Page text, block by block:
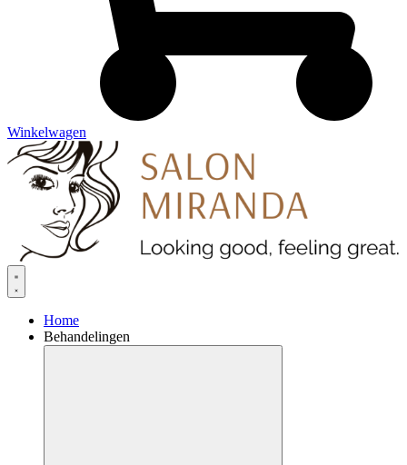
Winkelwagen
Home
Behandelingen